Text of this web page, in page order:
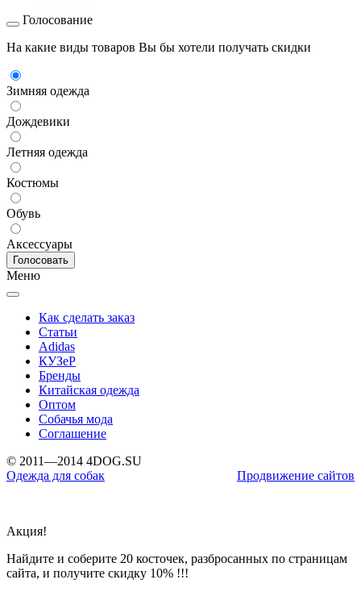
Голосование
На какие виды товаров Вы бы хотели получать скидки
Зимняя одежда
Дождевики
Летняя одежда
Костюмы
Обувь
Аксессуары
Меню
Как сделать заказ
Статьи
Adidas
КУЗеР
Бренды
Китайская одежда
Оптом
Собачья мода
Соглашение
© 2011—2014 4DOG.SU
Одежда для собак
Продвижение сайтов
Акция!
Найдите и соберите 20 косточек, разбросанных по страницам
сайта, и получите скидку 10% !!!